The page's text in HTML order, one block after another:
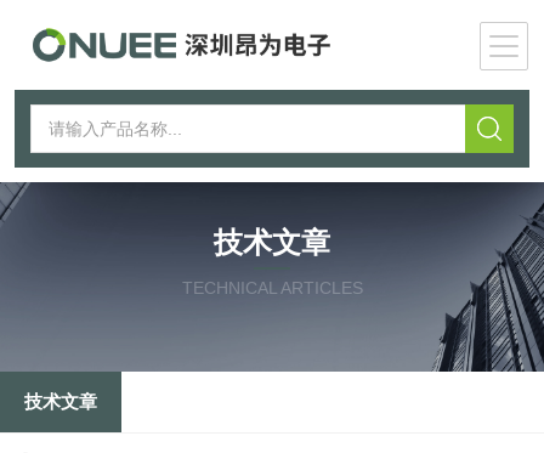
技术文章
TECHNICAL ARTICLES
技术文章